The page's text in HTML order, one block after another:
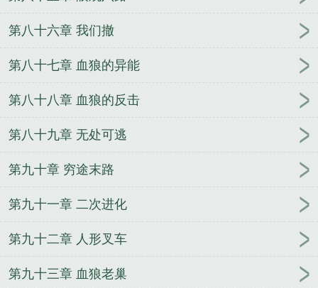
第八十六章 我们撤
第八十七章 血狼的异能
第八十八章 血狼的反击
第八十九章 无处可逃
第九十章 穷途末路
第九十一章 二次进化
第九十二章 人形叉车
第九十三章 血狼老巢